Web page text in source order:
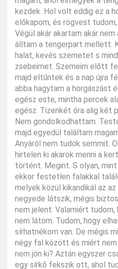
kezdek. Hol volt eddig ez a
előkapom, és rögvest
Végül akár akartam akár
álltam a tengerpart mellett.
halat, kevés szemetet s
zsebeimet. Szemeim előtt
majd eltűntek és a nap újra
abba hagytam a horgászást
egész este, mintha percek
egész. Tizenkét óra alig két
Nem gondolkodhattam.
majd egyedül találtam
Anyáról nem tudok semmit.
hirtelen ki akarok menni a
történt. Megint. S olyan, mint
ekkor festetlen falakkal
melyek közül kikandikál az
negyede látszik, mégis
nem jelent. Valamiért tudom,
nem látom. Tudom, hogy
sírhatnékom van. De mégis
négy fal között és miért
nem jön ki? Aztán egyszer
egy sírkő fekszik ott, ahol